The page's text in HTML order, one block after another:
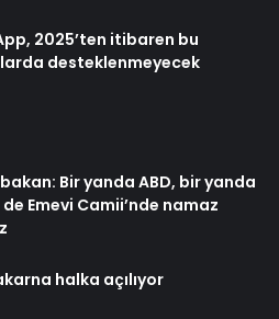
2025’ten itibaren bu
desteklenmeyecek
Bir yanda ABD, bir yanda
de Emevi Camii’nde namaz
halka açılıyor